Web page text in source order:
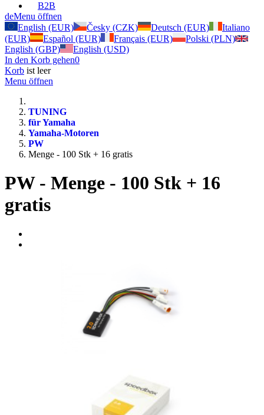
B2B
deMenu öffnen
English (EUR)
Česky (CZK) Deutsch (EUR)
Italiano
(EUR)
Español (EUR) Français (EUR)
Polski (PLN)
English (GBP)
English (USD)
In den Korb gehen0
Korb ist leer
Menu öffnen
TUNING
für Yamaha
Yamaha-Motoren
PW
Menge - 100 Stk + 16 gratis
PW - Menge - 100 Stk + 16
gratis